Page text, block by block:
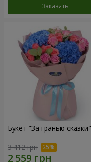
Заказать
Букет "За гранью сказки"
3 412 грн